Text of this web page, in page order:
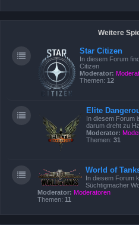
Weitere
Star Citizen
In diesem Forum
Citizen
Moderator:
Themen: 12
Elite
In diesem Forum
darum dreht zu
Moderator:
Themen: 31
World of
In diesem Forum
Süchtigmacher
Moderator: Moderatoren
Themen: 11